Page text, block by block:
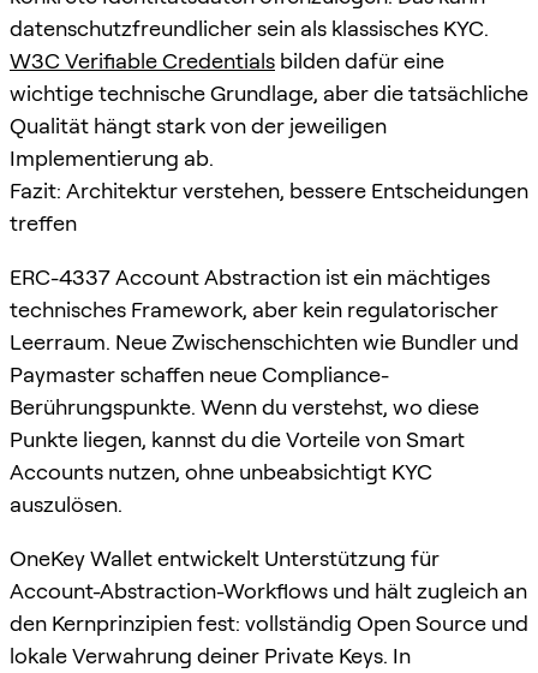
datenschutzfreundlicher sein als klassisches KYC.
W3C Verifiable Credentials bilden dafür eine
wichtige technische Grundlage, aber die tatsächliche
Qualität hängt stark von der jeweiligen
Implementierung ab.
Fazit: Architektur verstehen, bessere Entscheidungen
treffen
ERC-4337 Account Abstraction ist ein mächtiges
technisches Framework, aber kein regulatorischer
Leerraum. Neue Zwischenschichten wie Bundler und
Paymaster schaffen neue Compliance-
Berührungspunkte. Wenn du verstehst, wo diese
Punkte liegen, kannst du die Vorteile von Smart
Accounts nutzen, ohne unbeabsichtigt KYC
auszulösen.
OneKey Wallet entwickelt Unterstützung für
Account-Abstraction-Workflows und hält zugleich an
den Kernprinzipien fest: vollständig Open Source und
lokale Verwahrung deiner Private Keys. In